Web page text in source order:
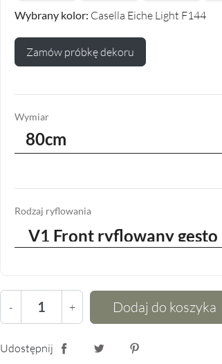
Wybrany kolor: Casella Eiche Light F144
Zamów próbkę dekoru
Wymiar
80cm
Rodzaj ryflowania
- + Dodaj do koszyka
Udostępnij